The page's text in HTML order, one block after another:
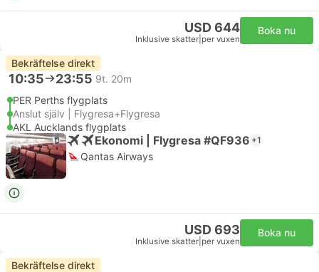
USD 644
Inklusive skatter per vuxen
Boka nu
Bekräftelse direkt
10:35 23:55 9t. 20m
PER Perths flygplats
Anslut själv | Flygresa+Flygresa
AKL Aucklands flygplats
Ekonomi | Flygresa #QF936 +1
Qantas Airways
USD 693
Inklusive skatter per vuxen
Boka nu
Bekräftelse direkt